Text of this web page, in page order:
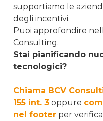
supportiamo le
degli incentivi.
Puoi approfondire
Consulting.
Stai pianificando
tecnologici?
Chiama BCV
155 int. 3oppure
nel footerper